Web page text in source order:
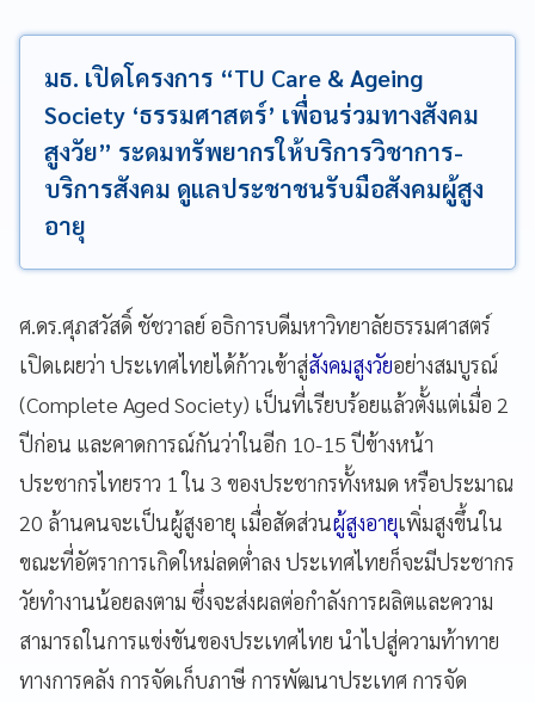
มธ. เปิดโครงการ “TU Care & Ageing
Society ‘ธรรมศาสตร์’ เพื่อนร่วมทางสังคม
สูงวัย” ระดมทรัพยากรให้บริการวิชาการ-
บริการสังคม ดูแลประชาชนรับมือสังคมผู้สูง
อายุ
ศ.ดร.ศุภสวัสดิ์ ชัชวาลย์ อธิการบดีมหาวิทยาลัยธรรมศาสตร์
เปิดเผยว่า ประเทศไทยได้ก้าวเข้าสู่สังคมสูงวัยอย่างสมบูรณ์
(Complete Aged Society) เป็นที่เรียบร้อยแล้วตั้งแต่เมื่อ 2
ปีก่อน และคาดการณ์กันว่าในอีก 10-15 ปีข้างหน้า
ประชากรไทยราว 1 ใน 3 ของประชากรทั้งหมด หรือประมาณ
20 ล้านคนจะเป็นผู้สูงอายุ เมื่อสัดส่วนผู้สูงอายุเพิ่มสูงขึ้นใน
ขณะที่อัตราการเกิดใหม่ลดต่ำลง ประเทศไทยก็จะมีประชากร
วัยทำงานน้อยลงตาม ซึ่งจะส่งผลต่อกำลังการผลิตและความ
สามารถในการแข่งขันของประเทศไทย นำไปสู่ความท้าทาย
ทางการคลัง การจัดเก็บภาษี การพัฒนาประเทศ การจัด